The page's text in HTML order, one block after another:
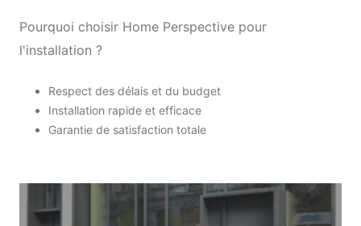
Pourquoi choisir Home Perspective pour
l'installation ?
Respect des délais et du budget
Installation rapide et efficace
Garantie de satisfaction totale